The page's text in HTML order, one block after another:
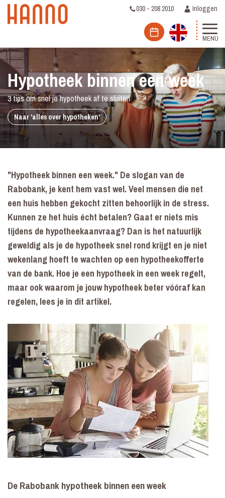
030 - 208 2010 Inloggen
MENU
Hypotheek binnen een week
3 tips om snel je hypotheek af te sluiten
Naar 'alles over hypotheken'
"Hypotheek binnen een week." De slogan van de
Rabobank, je kent hem vast wel. Veel mensen die net
een huis hebben gekocht zitten behoorlijk in de stress.
Kunnen ze het huis écht betalen? Gaat er niets mis
tijdens de hypotheekaanvraag? Dan is het natuurlijk
geweldig als je de hypotheek snel rond krijgt en je niet
wekenlang hoeft te wachten op een hypotheekofferte
van de bank. Hoe je een hypotheek in een week regelt,
maar ook waarom je jouw hypotheek beter vóóraf kan
regelen, lees je in dit artikel.
De Rabobank hypotheek binnen een week